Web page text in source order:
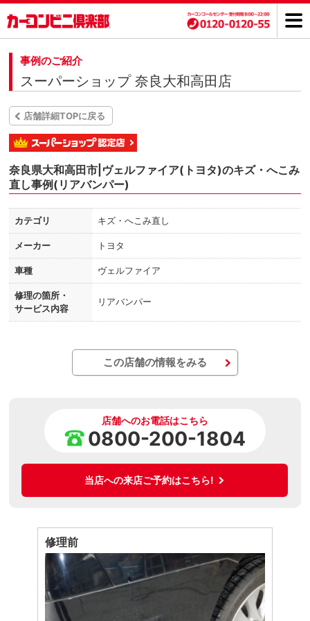
事例のご紹介
スーパーショップ 奈良大和高田店
店舗詳細TOPに戻る
奈良県大和高田市|ヴェルファイア(トヨタ)のキズ・へこみ
直し事例(リアバンパー)
カテゴリ キズ・へこみ直し
メーカー トヨタ
車種 ヴェルファイア
修理の箇所・
サービス内容
リアバンパー
この店舗の情報をみる
店舗へのお電話はこちら
0800-200-1804
当店への来店ご予約はこちら!
修理前